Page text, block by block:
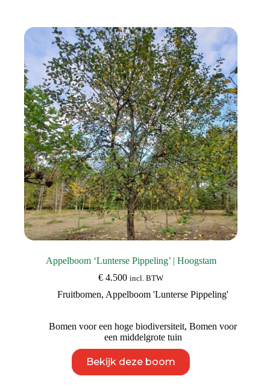
Appelboom ‘Lunterse Pippeling’ | Hoogstam
€ 4.500 incl. BTW
Fruitbomen, Appelboom 'Lunterse Pippeling'
Bomen voor een hoge biodiversiteit,Bomen voor
een middelgrote tuin
Bekijk deze boom
product
heeft